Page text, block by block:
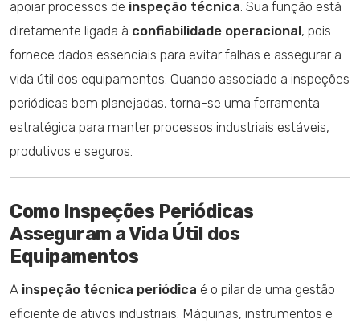
apoiar processos de inspeção técnica . Sua função está
diretamente ligada à confiabilidade operacional, pois
fornece dados essenciais para evitar falhas e assegurar a
vida útil dos equipamentos. Quando associado a inspeções
periódicas bem planejadas, torna-se uma ferramenta
estratégica para manter processos industriais estáveis,
produtivos e seguros.
Como Inspeções Periódicas
Asseguram a Vida Útil dos
Equipamentos
A inspeção técnica periódica é o pilar de uma gestão
eficiente de ativos industriais. Máquinas, instrumentos e